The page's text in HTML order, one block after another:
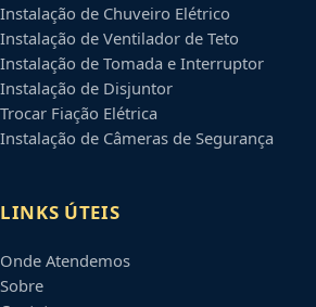
Instalação de Chuveiro Elétrico
Instalação de Ventilador de Teto
Instalação de Tomada e Interruptor
Instalação de Disjuntor
Trocar Fiação Elétrica
Instalação de Câmeras de Segurança
LINKS ÚTEIS
Onde Atendemos
Sobre